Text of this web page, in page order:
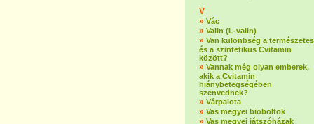
V
» Vác
» Valin (L-valin)
» Van különbség a természetes
és a szintetikus Cvitamin
között?
» Vannak még olyan emberek,
akik a Cvitamin
hiánybetegségében
szenvednek?
» Várpalota
» Vas megyei bioboltok
» Vas megyei játszóházak